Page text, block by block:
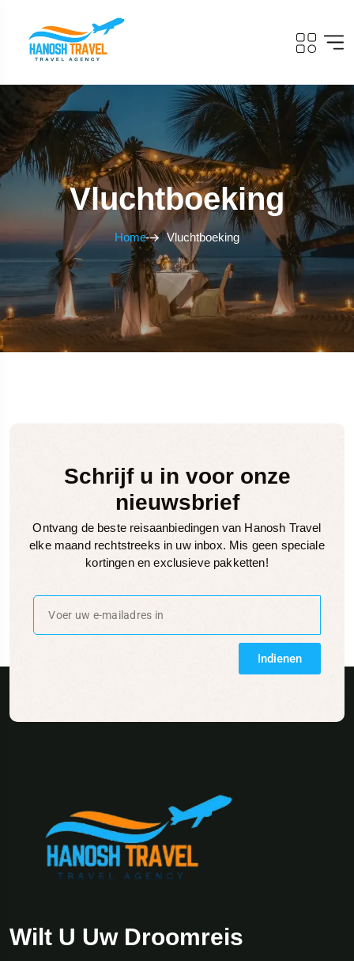
Vluchtboeking
Home Vluchtboeking
Schrijf u in voor onze
nieuwsbrief
Ontvang de beste reisaanbiedingen van Hanosh Travel
elke maand rechtstreeks in uw inbox. Mis geen speciale
kortingen en exclusieve pakketten!
Indienen
Wilt U Uw Droomreis